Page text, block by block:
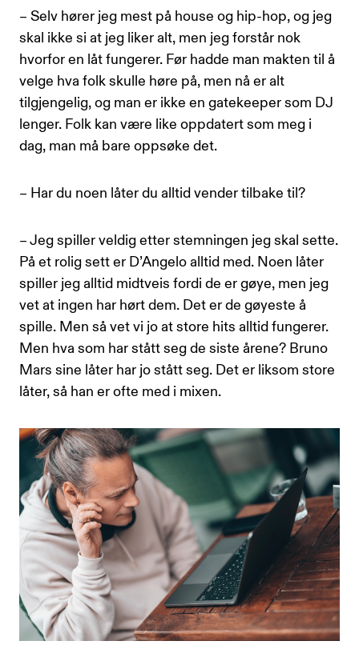
– Selv hører jeg mest på house og hip-hop, og jeg
skal ikke si at jeg liker alt, men jeg forstår nok
hvorfor en låt fungerer. Før hadde man makten til å
velge hva folk skulle høre på, men nå er alt
tilgjengelig, og man er ikke en gatekeeper som DJ
lenger. Folk kan være like oppdatert som meg i
dag, man må bare oppsøke det.
– Har du noen låter du alltid vender tilbake til?
– Jeg spiller veldig etter stemningen jeg skal sette.
På et rolig sett er D’Angelo alltid med. Noen låter
spiller jeg alltid midtveis fordi de er gøye, men jeg
vet at ingen har hørt dem. Det er de gøyeste å
spille. Men så vet vi jo at store hits alltid fungerer.
Men hva som har stått seg de siste årene? Bruno
Mars sine låter har jo stått seg. Det er liksom store
låter, så han er ofte med i mixen.